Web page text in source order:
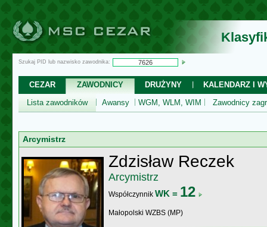
Szukaj PID lub nazwisko zawodnika:
CEZAR ZAWODNICY DRUŻYNY
KALENDARZ I
Lista zawodników
Awansy WGM, WLM, WIM Zawodnicy
Arcymistrz
Zdzisław Reczek
Arcymistrz
Współczynnik WK = 12
Małopolski WZBS (MP)